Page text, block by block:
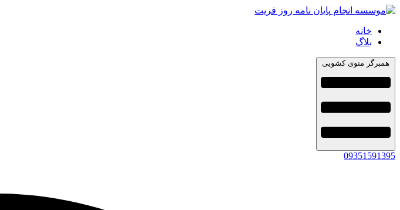
خانه
بلاگ
همبرگر منوی کشویی
09351591395